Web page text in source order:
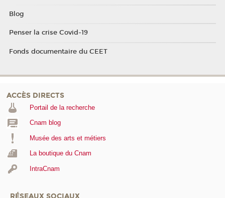
Blog
Penser la crise Covid-19
Fonds documentaire du CEET
ACCÈS DIRECTS
Portail de la recherche
Cnam blog
Musée des arts et métiers
La boutique du Cnam
IntraCnam